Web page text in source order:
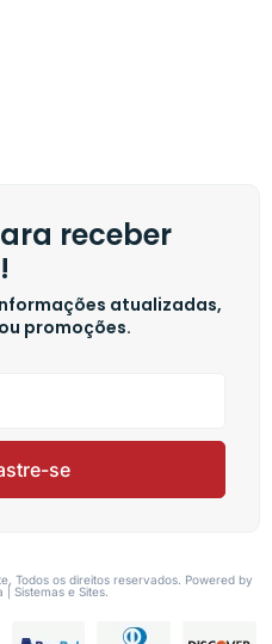
receber
atualizadas,
promoções.
se
Todos os direitos reservados. Powered by
Sistemas e Sites.